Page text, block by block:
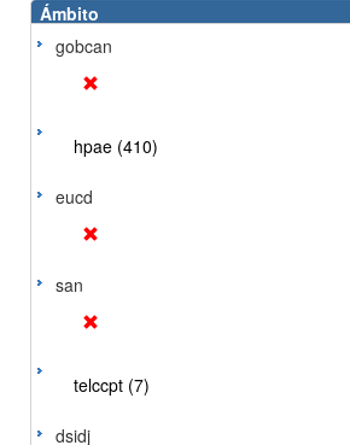
Ámbito
gobcan
hpae (410)
eucd
san
telccpt (7)
dsidj